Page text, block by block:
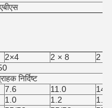
2×4 2 × 8
2 ×
निर्दिष्ट
7.6 11.0
14.4
1.0 1.2
1.5